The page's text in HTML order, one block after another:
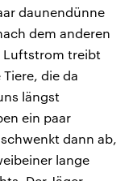
daunendünne
dem anderen
Luftstrom treibt
die da
längst
ein paar
dann ab,
lange